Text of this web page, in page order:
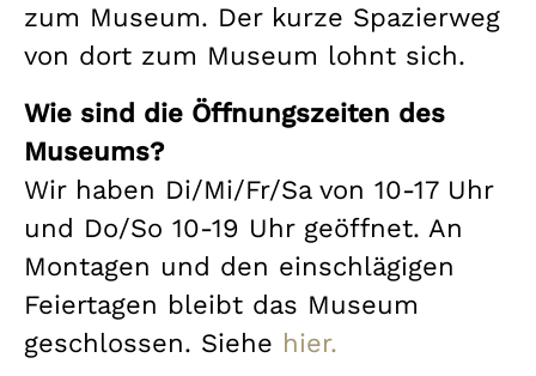
zum Museum. Der kurze Spazierweg
von dort zum Museum lohnt sich.
Wie sind die Öffnungszeiten des
Museums?
Wir haben Di/Mi/Fr/Sa von 10-17 Uhr
und Do/So 10-19 Uhr geöffnet. An
Montagen und den einschlägigen
Feiertagen bleibt das Museum
geschlossen. Siehe hier.